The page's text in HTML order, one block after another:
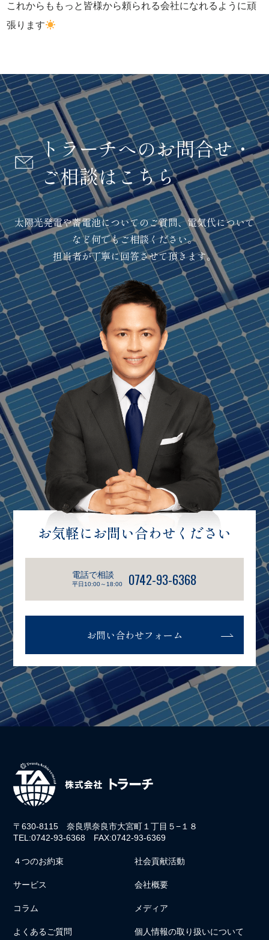
これからももっと皆様から頼られる会社になれるように頑
張ります
トラーチへのお問合せ・
ご相談はこちら
太陽光発電や蓄電池についてのご質問、電気代について
など何でもご相談ください。
担当者が丁寧に回答させて頂きます。
お気軽にお問い合わせください
電話で相談
平日10:00～18:00 0742-93-6368
お問い合わせフォーム
〒630-8115 奈良県奈良市大宮町１丁目５−１８
TEL:0742-93-6368 FAX:0742-93-6369
４つのお約束 社会貢献活動
サービス 会社概要
コラム メディア
よくあるご質問 個人情報の取り扱いについて